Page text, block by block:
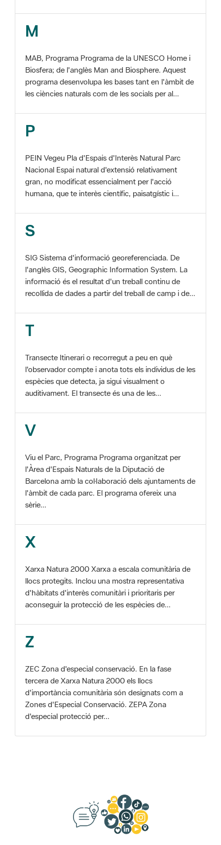
Biosfera; de l'anglès Man and Biosphere. Aquest
les ciències naturals com de les socials per al...
P
Nacional Espai natural d'extensió relativament
humana, que te interès científic, paisatgístic i...
S
l'anglès GIS, Geographic Information System. La
recollida de dades a partir del treball de camp i de...
T
auditivament. El transecte és una de les...
V
l'Àrea d'Espais Naturals de la Diputació de
l'àmbit de cada parc. El programa ofereix una
sèrie...
X
llocs protegits. Inclou una mostra representativa
aconseguir la protecció de les espècies de...
Z
tercera de Xarxa Natura 2000 els llocs
Zones d'Especial Conservació. ZEPA Zona
d'especial protecció per...
Suggeriments, opinió i xarxes socials